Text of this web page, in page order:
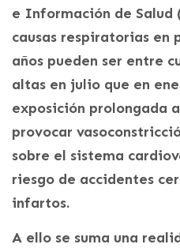
e Información de Salud
causas respiratorias en
años pueden ser entre
altas en julio que en
exposición prolongada
provocar
sobre el sistema
riesgo de accidentes
infartos.
A ello se suma una